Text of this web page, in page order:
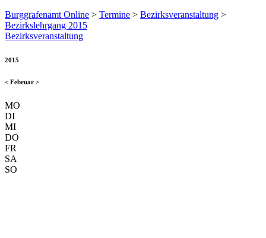
Burggrafenamt Online > Termine > Bezirksveranstaltung >
Bezirkslehrgang 2015
Bezirksveranstaltung
2015
< Februar >
MO
DI
MI
DO
FR
SA
SO